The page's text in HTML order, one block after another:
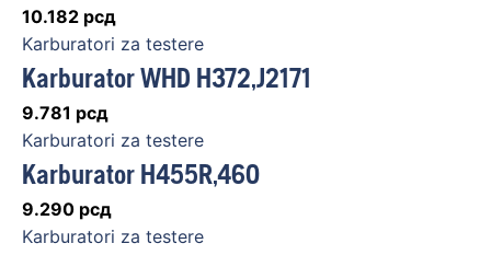
10.182 рсд
Karburatori za testere
Karburator WHD H372,J2171
9.781 рсд
Karburatori za testere
Karburator H455R,460
9.290 рсд
Karburatori za testere